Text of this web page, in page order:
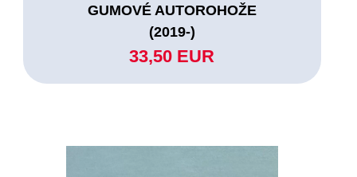
GUMOVÉ AUTOROHOŽE
(2019-)
33,50 EUR